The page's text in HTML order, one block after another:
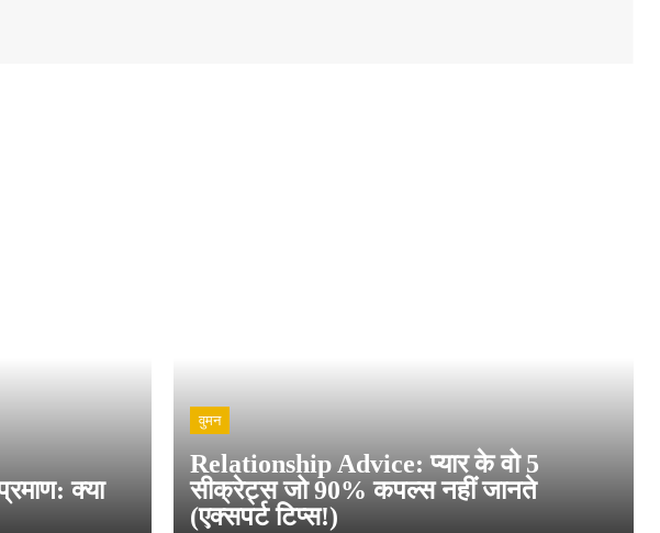
क्या
वुमन
Relationship Advice: प्यार के वो 5
सीक्रेट्स जो 90% कपल्स नहीं जानते
(एक्सपर्ट टिप्स!)